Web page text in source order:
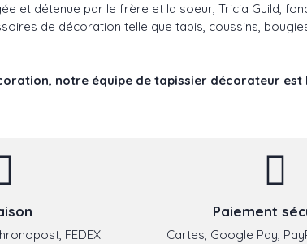
et détenue par le frère et la soeur, Tricia Guild,
de décoration telle que tapis, coussins,
notre équipe de tapissier décorateur est
FEDEX.
Paiement
Cartes, Google Pay,